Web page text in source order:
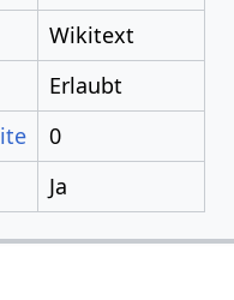
Wikitext
Erlaubt
0
Ja